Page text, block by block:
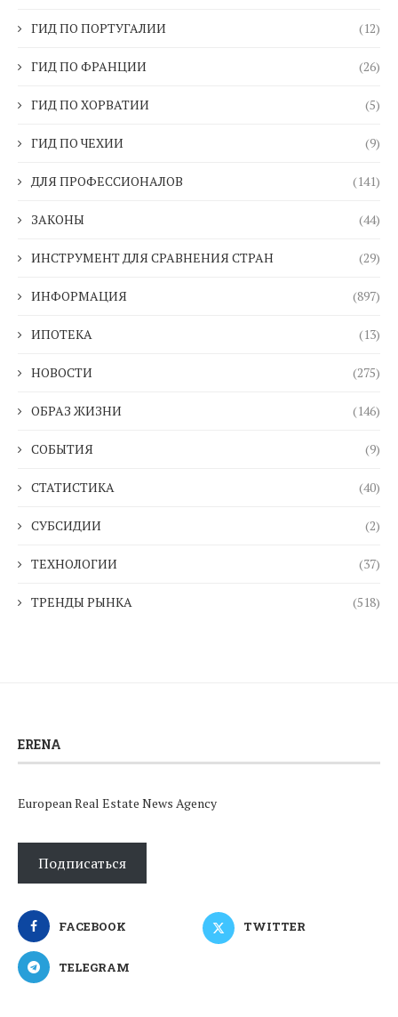
ГИД ПО ПОРТУГАЛИИ (12)
ГИД ПО ФРАНЦИИ (26)
ГИД ПО ХОРВАТИИ (5)
ГИД ПО ЧЕХИИ (9)
ДЛЯ ПРОФЕССИОНАЛОВ (141)
ЗАКОНЫ (44)
ИНСТРУМЕНТ ДЛЯ СРАВНЕНИЯ СТРАН (29)
ИНФОРМАЦИЯ (897)
ИПОТЕКА (13)
НОВОСТИ (275)
ОБРАЗ ЖИЗНИ (146)
СОБЫТИЯ (9)
СТАТИСТИКА (40)
СУБСИДИИ (2)
ТЕХНОЛОГИИ (37)
ТРЕНДЫ РЫНКА (518)
ERENA
European Real Estate News Agency
Подписаться
FACEBOOK TWITTER
TELEGRAM